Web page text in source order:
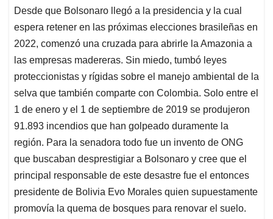
Desde que Bolsonaro llegó a la presidencia y la cual
espera retener en las próximas elecciones brasileñas en
2022, comenzó una cruzada para abrirle la Amazonia a
las empresas madereras. Sin miedo, tumbó leyes
proteccionistas y rígidas sobre el manejo ambiental de la
selva que también comparte con Colombia. Solo entre el
1 de enero y el 1 de septiembre de 2019 se produjeron
91.893 incendios que han golpeado duramente la
región. Para la senadora todo fue un invento de ONG
que buscaban desprestigiar a Bolsonaro y cree que el
principal responsable de este desastre fue el entonces
presidente de Bolivia Evo Morales quien supuestamente
promovía la quema de bosques para renovar el suelo.